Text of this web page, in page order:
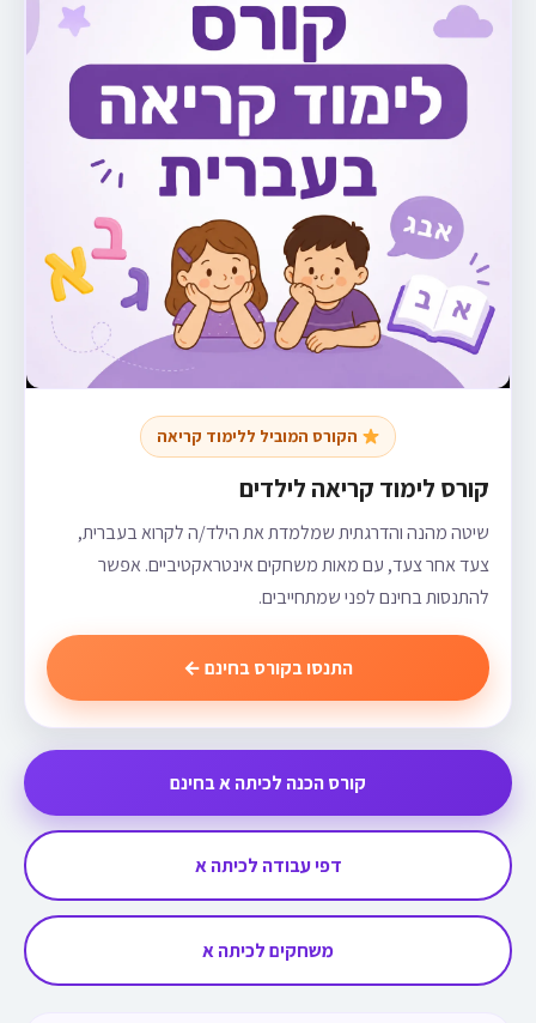
הקורס המוביל ללימוד קריאה
קורס לימוד קריאה לילדים
שיטה מהנה והדרגתית שמלמדת את הילד/ה לקרוא בעברית,
צעד אחר צעד, עם מאות משחקים אינטראקטיביים. אפשר
להתנסות בחינם לפני שמתחייבים.
התנסו בקורס בחינם ←
קורס הכנה לכיתה א בחינם
דפי עבודה לכיתה א
משחקים לכיתה א